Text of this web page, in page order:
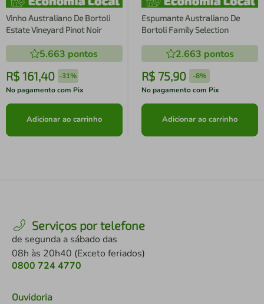
Vinho Australiano De Bortoli
Estate Vineyard Pinot Noir
5.663 pontos
R$ 161,40 -31%
No pagamento com Pix
Adicionar ao carrinho
Espumante Australiano De
Bortoli Family Selection
2.663 pontos
R$ 75,90 -8%
No pagamento com Pix
Adicionar ao carrinho
Serviços por telefone
de segunda a sábado das
08h às 20h40 (Exceto feriados)
0800 724 4770
Ouvidoria